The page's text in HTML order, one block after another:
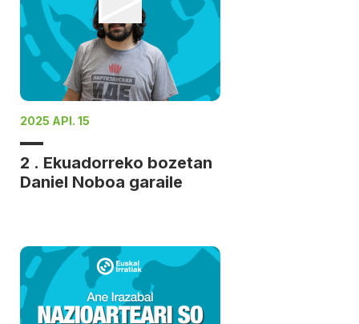
2025 API. 15
2 . Ekuadorreko bozetan
Daniel Noboa garaile